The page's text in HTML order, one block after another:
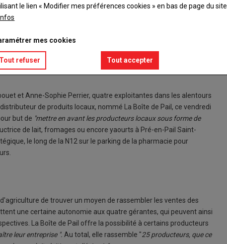
et Anne-Sophie Perrier, quatre exploitantes dans les alentours
de produits locaux, nommé La Boîte de Pail, ce vendredi
but de "mettre en avant les producteurs locaux sous forme de
de lait, fromages ou encore yaourts à Pré-en-Pail Saint-
le long de la N12 sur le parking de la pharmacie pour
de trouver un moyen de rassembler les ventes des
une certaine autonomie aux quatre gérantes, qui peuvent ainsi
La Boîte de Pail offre la possibilité à certains producteurs
leur entreprise ". Au total, elle rassemble "25 producteurs, que ce
le lien « Modifier mes préférences cookies » en bas de page du site.
mes cookies
Tout refuser Tout accepter